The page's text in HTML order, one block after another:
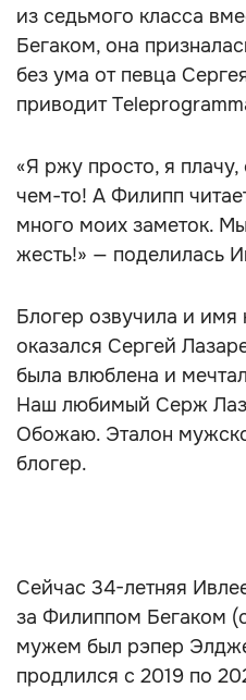
из седьмого класса
Бегаком, она
без ума от певца
приводит
«Я ржу просто, я
чем-то! А Филипп
много моих заметок.
жесть!» — поделилась
Блогер озвучила и
оказался Сергей
была влюблена и
Наш любимый Серж
Обожаю. Эталон
блогер.
Сейчас 34-летняя
за Филиппом Бегаком
мужем был рэпер
продлился с 2019 по